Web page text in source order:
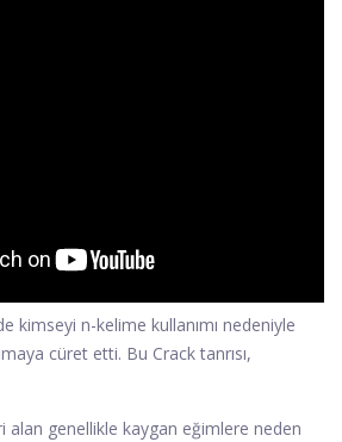
kimseyi n-kelime kullanımı nedeniyle
cüret etti. Bu Crack tanrısı,
alan genellikle kaygan eğimlere neden